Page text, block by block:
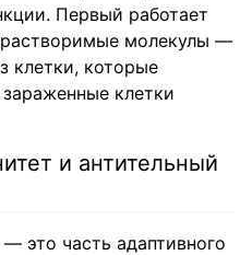
Первый работает
молекулы —
клетки, которые
клетки
и антительный
это часть адаптивного